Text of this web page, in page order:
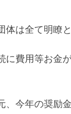
は全て明瞭
に費用等お金
、今年の奨励